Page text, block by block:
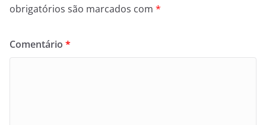
obrigatórios são marcados com *
Comentário *